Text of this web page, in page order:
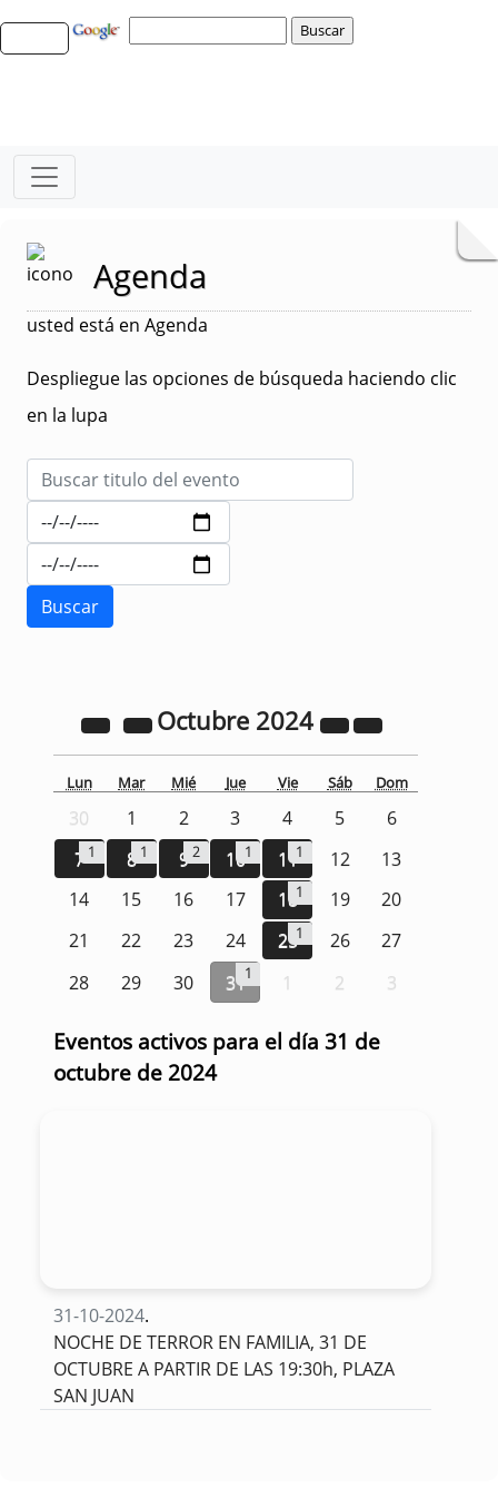
Agenda
usted está en Agenda
Despliegue las opciones de búsqueda haciendo clic
en la lupa
Octubre 2024
Lun Mar Mié Jue Vie Sáb Dom
30 1 2 3 4 5
6
7 1 8 1 92 101 111 12
13
14
15 16 17 181 19
20
21
22 23 24 251 26
27
28
29 30 311 1 2 3
Eventos activos para el día 31 de
octubre de 2024
31-10-2024.
NOCHE DE TERROR EN FAMILIA, 31 DE
OCTUBRE A PARTIR DE LAS 19:30h, PLAZA
SAN JUAN